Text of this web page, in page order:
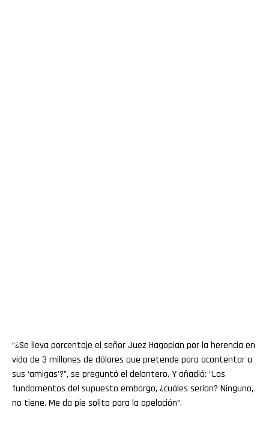
“¿Se lleva porcentaje el señor Juez Hagopian por la herencia en
vida de 3 millones de dólares que pretende para acontentar a
sus ‘amigas’?”, se preguntó el delantero. Y añadió: “Los
fundamentos del supuesto embargo, ¿cuáles serían? Ninguno,
no tiene. Me da pie solito para la apelación”.